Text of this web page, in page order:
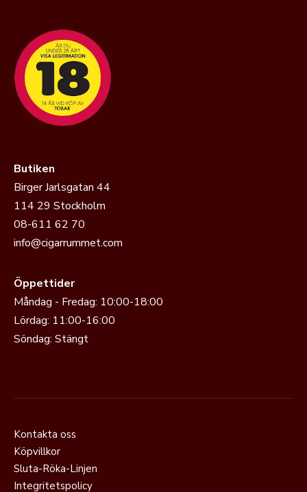
Butiken
Birger Jarlsgatan 44
114 29 Stockholm
08-611 62 70
info@cigarrummet.com
Öppettider
Måndag - Fredag: 10:00-18:00
Lördag: 11:00-16:00
Söndag: Stängt
Kontakta oss
Köpvillkor
Sluta-Röka-Linjen
Integritetspolicy